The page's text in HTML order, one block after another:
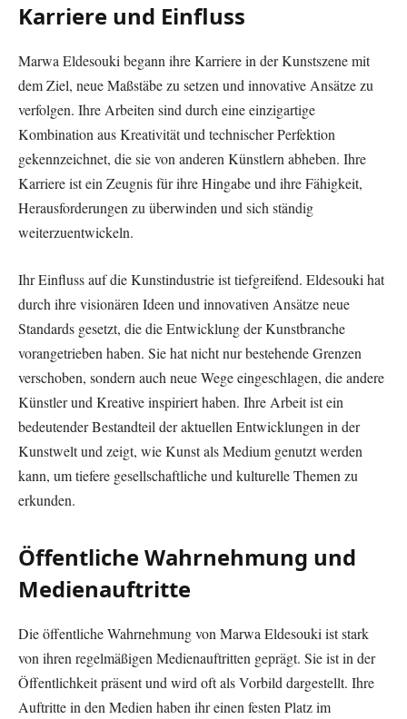
Karriere und Einfluss
Marwa Eldesouki begann ihre Karriere in der Kunstszene mit
dem Ziel, neue Maßstäbe zu setzen und innovative Ansätze zu
verfolgen. Ihre Arbeiten sind durch eine einzigartige
Kombination aus Kreativität und technischer Perfektion
gekennzeichnet, die sie von anderen Künstlern abheben. Ihre
Karriere ist ein Zeugnis für ihre Hingabe und ihre Fähigkeit,
Herausforderungen zu überwinden und sich ständig
weiterzuentwickeln.
Ihr Einfluss auf die Kunstindustrie ist tiefgreifend. Eldesouki hat
durch ihre visionären Ideen und innovativen Ansätze neue
Standards gesetzt, die die Entwicklung der Kunstbranche
vorangetrieben haben. Sie hat nicht nur bestehende Grenzen
verschoben, sondern auch neue Wege eingeschlagen, die andere
Künstler und Kreative inspiriert haben. Ihre Arbeit ist ein
bedeutender Bestandteil der aktuellen Entwicklungen in der
Kunstwelt und zeigt, wie Kunst als Medium genutzt werden
kann, um tiefere gesellschaftliche und kulturelle Themen zu
erkunden.
Öffentliche Wahrnehmung und
Medienauftritte
Die öffentliche Wahrnehmung von Marwa Eldesouki ist stark
von ihren regelmäßigen Medienauftritten geprägt. Sie ist in der
Öffentlichkeit präsent und wird oft als Vorbild dargestellt. Ihre
Auftritte in den Medien haben ihr einen festen Platz im